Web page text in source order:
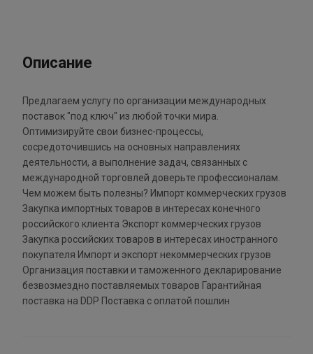
Описание
Предлагаем услугу по организации международных
поставок "под ключ" из любой точки мира.
Оптимизируйте свои бизнес-процессы,
сосредоточившись на основных направлениях
деятельности, а выполнение задач, связанных с
международной торговлей доверьте профессионалам.
Чем можем быть полезны? Импорт коммерческих грузов
Закупка импортных товаров в интересах конечного
российского клиента Экспорт коммерческих грузов
Закупка российских товаров в интересах иностранного
покупателя Импорт и экспорт некоммерческих грузов
Организация поставки и таможенного декларирование
безвозмездно поставляемых товаров Гарантийная
поставка на DDP Поставка с оплатой пошлин